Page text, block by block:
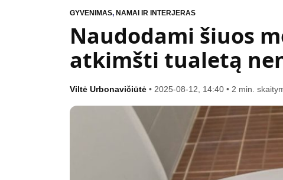
Turinys
Naujausi straipsniai
Gyvenimas
Mada
Mokslas
Horoskopai
Kulinarija
Technologijos
Gyvenimo būdas
Vasaros mada
Tėvai ir vaikai
GYVENIMAS, NAMAI IR INTERJERAS
Naudodami šiuos
atkimšti tualetą
Viltė Urbonavičiūtė • 2025-08-12, 14:40 • 2 min.